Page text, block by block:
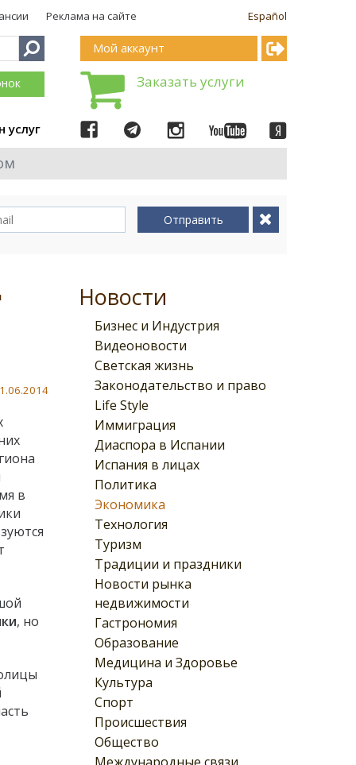
Español
Реклама на сайте
услуг
Мой аккаунт
Заказать услуги
Отправить
Новости
Бизнес и Индустрия
Видеоновости
Светская жизнь
Законодательство и право
Life Style
Иммиграция
Диаспора в Испании
Испания в лицах
Политика
Экономика
Технология
Туризм
Традиции и праздники
Новости рынка
недвижимости
Гастрономия
Образование
Медицина и Здоровье
Культура
Спорт
Происшествия
Общество
Международные связи
в
, но